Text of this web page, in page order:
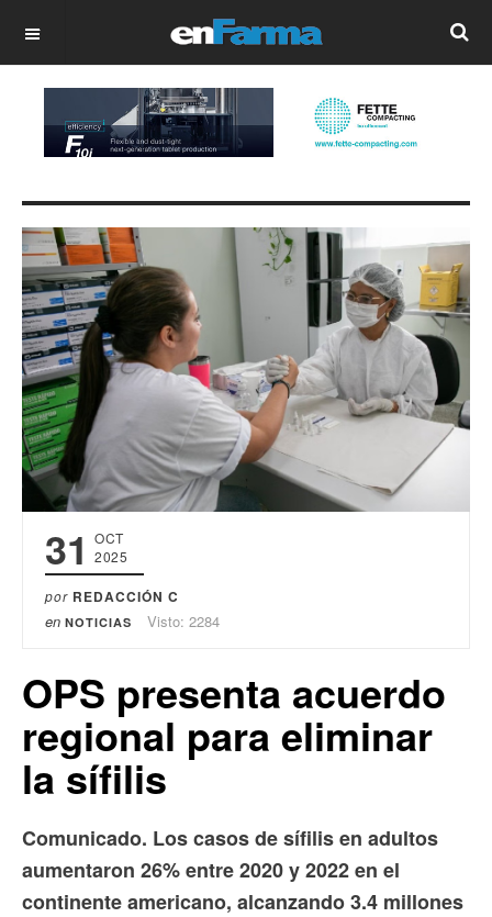
OFF CANVAS
31
OCT
2025
por REDACCIÓN C
en NOTICIAS Visto: 2284
OPS presenta acuerdo
regional para eliminar
la sífilis
Comunicado. Los casos de sífilis en adultos
aumentaron 26% entre 2020 y 2022 en el
continente americano, alcanzando 3.4 millones